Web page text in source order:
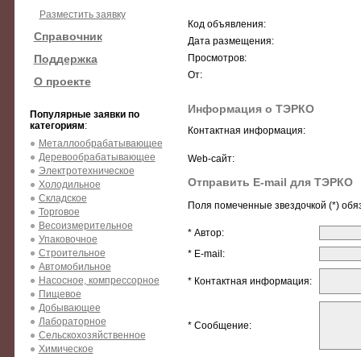
Разместить заявку
Справочник
Поддержка
О проекте
Популярные заявки по
категориям:
Металлообрабатывающее
Деревообрабатывающее
Электротехническое
Холодильное
Складское
Торговое
Весоизмерительное
Упаковочное
Строительное
Автомобильное
Насосное, компрессорное
Пищевое
Добывающее
Лабораторное
Сельскохозяйственное
Химическое
Код объявления:
Дата размещения:
Просмотров:
От:
Информация о ТЭРКО
Контактная информация:
Web-сайт:
Отправить E-mail для ТЭРКО
Поля помеченные звездочкой (*)
* Автор:
* E-mail:
* Контактная информация:
* Сообщение: